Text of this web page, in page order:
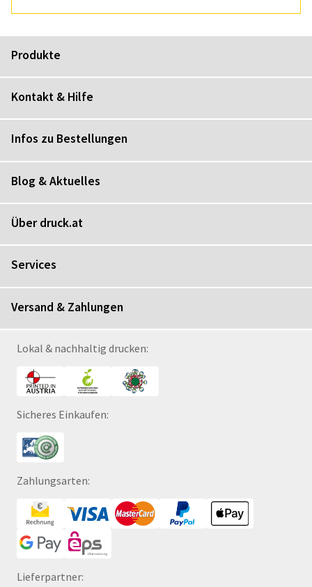
Produkte
Kontakt & Hilfe
Infos zu Bestellungen
Blog & Aktuelles
Über druck.at
Services
Versand & Zahlungen
Lokal & nachhaltig drucken:
Sicheres Einkaufen:
Zahlungsarten:
Lieferpartner: